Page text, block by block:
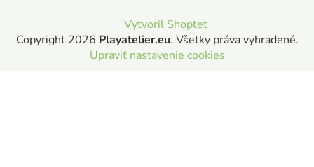
Vytvoril Shoptet
Copyright 2026 Playatelier.eu. Všetky práva vyhradené.
Upraviť nastavenie cookies